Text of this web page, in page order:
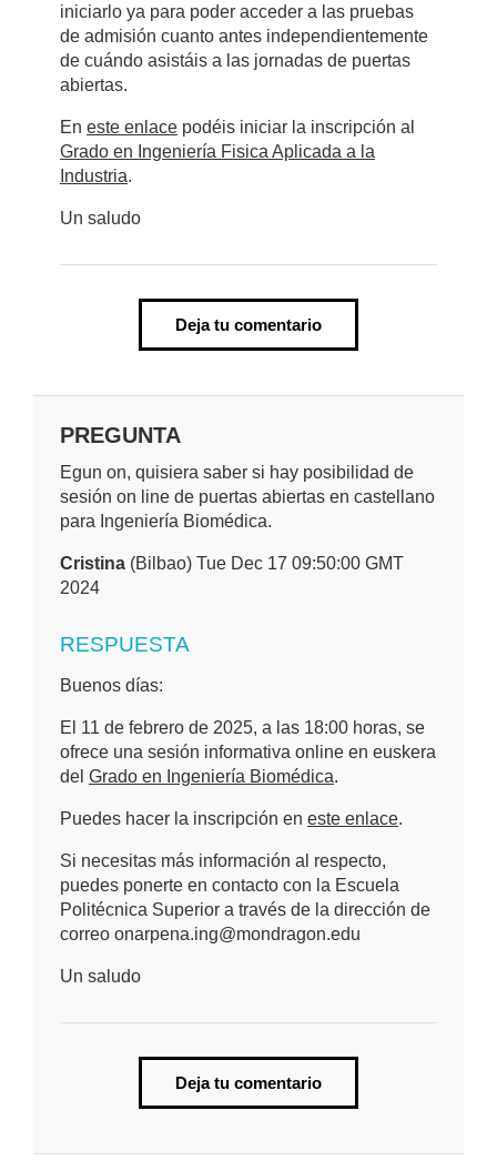
iniciarlo ya para poder acceder a las pruebas
de admisión cuanto antes independientemente
de cuándo asistáis a las jornadas de puertas
abiertas.
En este enlace podéis iniciar la inscripción al
Grado en Ingeniería Fisica Aplicada a la
Industria.
Un saludo
Deja tu comentario
PREGUNTA
Egun on, quisiera saber si hay posibilidad de
sesión on line de puertas abiertas en castellano
para Ingeniería Biomédica.
Cristina (Bilbao) Tue Dec 17 09:50:00 GMT
2024
RESPUESTA
Buenos días:
El 11 de febrero de 2025, a las 18:00 horas, se
ofrece una sesión informativa online en euskera
del Grado en Ingeniería Biomédica.
Puedes hacer la inscripción en este enlace.
Si necesitas más información al respecto,
puedes ponerte en contacto con la Escuela
Politécnica Superior a través de la dirección de
correo onarpena.ing@mondragon.edu
Un saludo
Deja tu comentario